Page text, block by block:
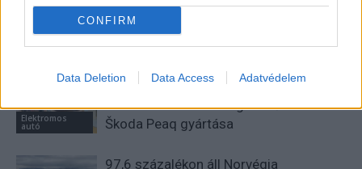
CONFIRM
Data Deletion Data Access Adatvédelem
BMW
München csak most érte utol
Debrecent: elindult a BMW i3
sorozatgyártása
Elektromos
autó
8500-an rendeltek vakon egy autót,
amit nem láttak — megkezdődött a
Škoda Peaq gyártása
97,6 százalékon áll Norvégia